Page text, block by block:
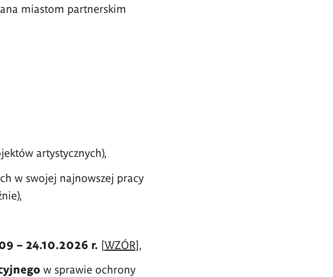
miastom partnerskim
artystycznych),
w swojej najnowszej pracy
– 24.10.2026 r. [WZÓR],
w sprawie ochrony